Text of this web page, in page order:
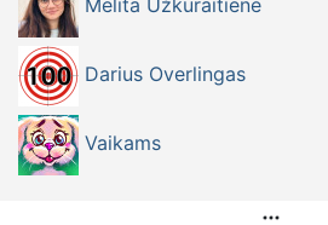
Melita Užkuraitienė
Darius Overlingas
Vaikams